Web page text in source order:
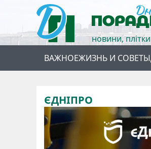
новини,
ВАЖНОЕЖИЗНЬ И СОВЕТЫ
ЄДНІПРО